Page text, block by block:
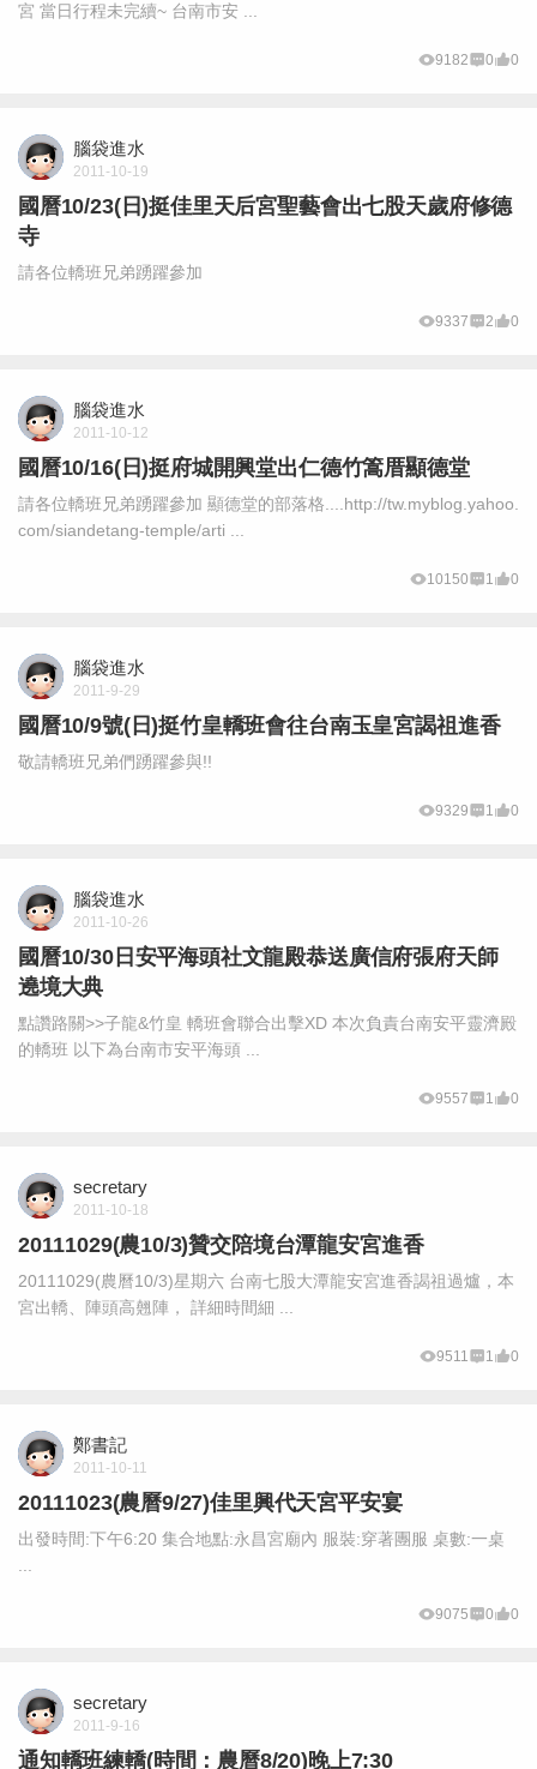
宮 當日行程未完續~ 台南市安 ...
9182 0 0
腦袋進水
2011-10-19
國曆10/23(日)挺佳里天后宮聖藝會出七股天歲府修德
寺
請各位轎班兄弟踴躍參加
9337 2 0
腦袋進水
2011-10-12
國曆10/16(日)挺府城開興堂出仁德竹篙厝顯德堂
請各位轎班兄弟踴躍參加 顯德堂的部落格....http://tw.myblog.yahoo.
com/siandetang-temple/arti ...
10150 1 0
腦袋進水
2011-9-29
國曆10/9號(日)挺竹皇轎班會往台南玉皇宮謁祖進香
敬請轎班兄弟們踴躍參與!!
9329 1 0
腦袋進水
2011-10-26
國曆10/30日安平海頭社文龍殿恭送廣信府張府天師
遶境大典
點讚路關>>子龍&竹皇 轎班會聯合出擊XD 本次負責台南安平靈濟殿
的轎班 以下為台南市安平海頭 ...
9557 1 0
secretary
2011-10-18
20111029(農10/3)贊交陪境台潭龍安宮進香
20111029(農曆10/3)星期六 台南七股大潭龍安宮進香謁祖過爐，本
宮出轎、陣頭高翹陣， 詳細時間細 ...
9511 1 0
鄭書記
2011-10-11
20111023(農曆9/27)佳里興代天宮平安宴
出發時間:下午6:20 集合地點:永昌宮廟內 服裝:穿著團服 桌數:一桌
9075 0 0
secretary
2011-9-16
通知轎班練轎(時間：農曆8/20)晚上7:30